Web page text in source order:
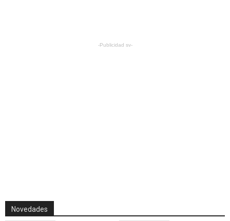
-Publicidad sv-
Novedades